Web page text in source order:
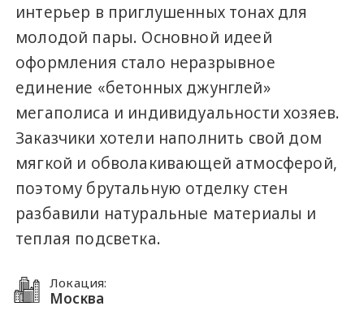
интерьер в приглушенных тонах для
молодой пары. Основной идеей
оформления стало неразрывное
единение «бетонных джунглей»
мегаполиса и индивидуальности хозяев.
Заказчики хотели наполнить свой дом
мягкой и обволакивающей атмосферой,
поэтому брутальную отделку стен
разбавили натуральные материалы и
теплая подсветка.
Локация:
Москва